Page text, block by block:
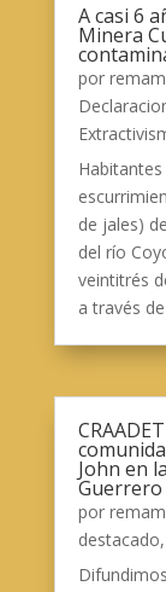
A casi 6
Minera
por
de jales)
del río
veintitrés
a través
John en
Guerrero
por
destacado,